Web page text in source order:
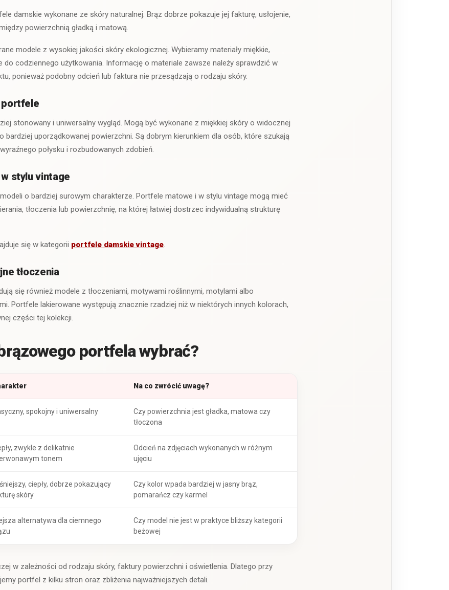
damskie wykonane ze skóry naturalnej. Brąz dobrze pokazuje jej fakturę, usłojenie,
powierzchnią gładką i matową.
modele z wysokiej jakości skóry ekologicznej. Wybieramy materiały miękkie,
do codziennego użytkowania. Informację o materiale zawsze należy sprawdzić w
ponieważ podobny odcień lub faktura nie przesądzają o rodzaju skóry.
portfele
stonowany i uniwersalny wygląd. Mogą być wykonane z miękkiej skóry o widocznej
bardziej uporządkowanej powierzchni. Są dobrym kierunkiem dla osób, które szukają
połysku i rozbudowanych zdobień.
stylu vintage
o bardziej surowym charakterze. Portfele matowe i w stylu vintage mogą mieć
tłoczenia lub powierzchnię, na której łatwiej dostrzec indywidualną strukturę
się w kategorii portfele damskie vintage
tłoczenia
się również modele z tłoczeniami, motywami roślinnymi, motylami albo
Portfele lakierowane występują znacznie rzadziej niż w niektórych innych kolorach,
części tej kolekcji.
portfela wybrać?
Na co zwrócić uwagę?
spokojny i uniwersalny
Czy powierzchnia jest gładka, matowa czy
tłoczona
zwykle z delikatnie
tonem
Odcień na zdjęciach wykonanych w różnym
ujęciu
ciepły, dobrze pokazujący
skóry
Czy kolor wpada bardziej w jasny brąz,
pomarańcz czy karmel
alternatywa dla ciemnego
Czy model nie jest w praktyce bliższy kategorii
beżowej
w zależności od rodzaju skóry, faktury powierzchni i oświetlenia. Dlatego przy
portfel z kilku stron oraz zbliżenia najważniejszych detali.